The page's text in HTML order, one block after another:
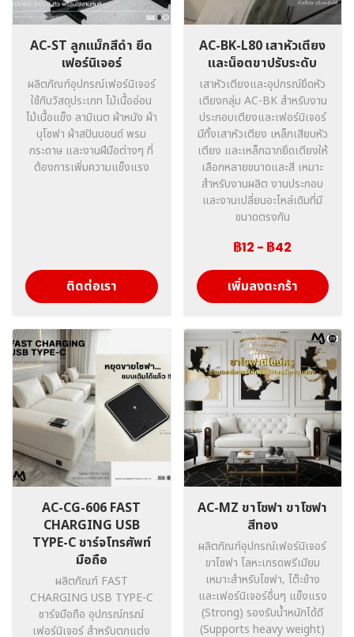
AC-ST ลูกแม็กสีดำ ยึด
เฟอร์นิเจอร์
ผลิตภัณฑ์อุปกรณ์เฟอร์นิเจอร์
ใช้กับวัสดุประเภท ไม้เนื้ออ่อน
ไม้เนื้อแข็ง ลามิเนต ผ้าหนัง ผ้า
บุโซฟา ผ้าสปันบอนด์ พรม
กระดาษ และงานฝีมือต่างๆ ที่
ต้องการเพิ่มความแข็งแรง
ติดต่อเรา
AC-BK-L80 เสาหัวเตียง
และน็อตขาปรับระดับ
เสาหัวเตียงและอุปกรณ์ยึดหัว
เตียงกลุ่ม AC-BK สำหรับงาน
ประกอบเตียงและเฟอร์นิเจอร์
มีทั้งเสาหัวเตียง เหล็กเสียบหัว
เตียง และเหล็กฉากยึดเตียงให้
เลือกหลายขนาดและสี เหมาะ
สำหรับงานผลิต งานประกอบ
และงานเปลี่ยนอะไหล่เดิมที่มี
ขนาดตรงกัน
฿12 - ฿42
เพิ่มลงตะกร้า
AC-CG-606 FAST
CHARGING USB
TYPE-C ชาร์จโทรศัพท์
มือถือ
ผลิตภัณฑ์ FAST
CHARGING USB TYPE-C
ชาร์จมือถือ อุปกรณ์กรณ์
เฟอร์นิเจอร์ สำหรับตกแต่ง
AC-MZ ขาโซฟา ขาโซฟา
สีทอง
ผลิตภัณฑ์อุปกรณ์เฟอร์นิเจอร์
ขาโซฟา โลหะเกรดพรีเมียม
เหมาะสำหรับโซฟา, โต๊ะข้าง
และเฟอร์นิเจอร์อื่นๆ แข็งแรง
(Strong) รองรับน้ำหนักได้ดี
(Supports heavy weight)